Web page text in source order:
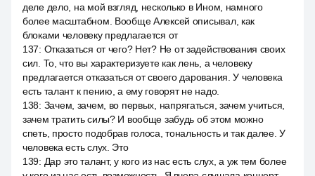
деле дело, на мой взгляд, несколько в Ином, намного
более масштабном. Вообще Алексей описывал, как
блоками человеку предлагается от
137: Отказаться от чего? Нет? Не от задействования своих
сил. То, что вы характеризуете как лень, а человеку
предлагается отказаться от своего дарования. У человека
есть талант к пению, а ему говорят не надо.
138: Зачем, зачем, во первых, напрягаться, зачем учиться,
зачем тратить силы? И вообще забудь об этом можно
спеть, просто подобрав голоса, тональность и так далее. У
человека есть слух. Это
139: Дар это талант, у кого из нас есть слух, а уж тем более